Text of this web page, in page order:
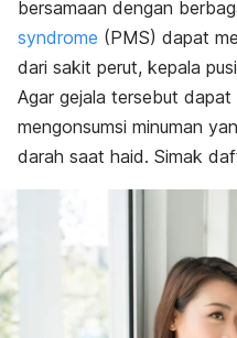
bersamaan dengan
syndrome (PMS) dapat
dari sakit perut, kepala
Agar gejala tersebut
mengonsumsi minuman
darah saat haid. Simak